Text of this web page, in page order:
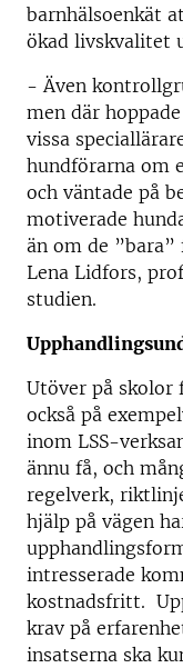
barnhälsoenkät
ökad livskvalitet
- Även
men där
vissa
hundförarna om
och väntade på
motiverade
än om de
Lena Lidfors,
studien.
Utöver på skolor
också på
inom LSS-
ännu få, och
regelverk,
hjälp på vägen
intresserade
kostnadsfritt.
krav på
insatserna ska